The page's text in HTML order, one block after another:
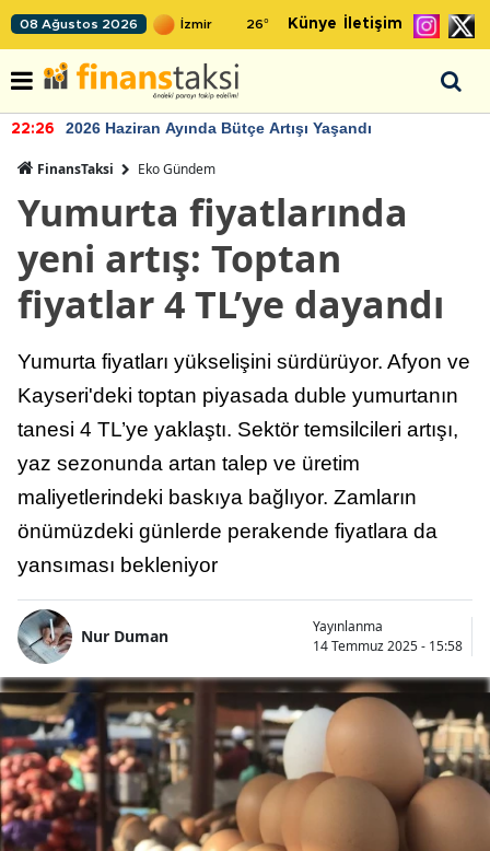
08 Ağustos 2026 26° Künye İletişim
22:26 2026 Haziran Ayında Bütçe Artışı Yaşandı
FinansTaksi Eko Gündem
Yumurta fiyatlarında
yeni artış: Toptan
fiyatlar 4 TL’ye dayandı
Yumurta fiyatları yükselişini sürdürüyor. Afyon ve
Kayseri'deki toptan piyasada duble yumurtanın
tanesi 4 TL’ye yaklaştı. Sektör temsilcileri artışı,
yaz sezonunda artan talep ve üretim
maliyetlerindeki baskıya bağlıyor. Zamların
önümüzdeki günlerde perakende fiyatlara da
yansıması bekleniyor
Nur Duman
Yayınlanma
14 Temmuz 2025 - 15:58